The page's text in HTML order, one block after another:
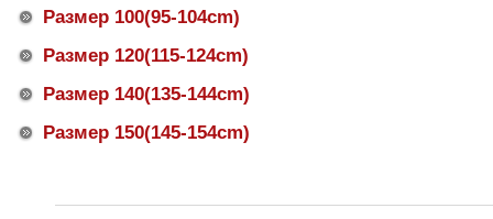
Размер 100(95-104cm)
Размер 120(115-124cm)
Размер 140(135-144cm)
Размер 150(145-154cm)